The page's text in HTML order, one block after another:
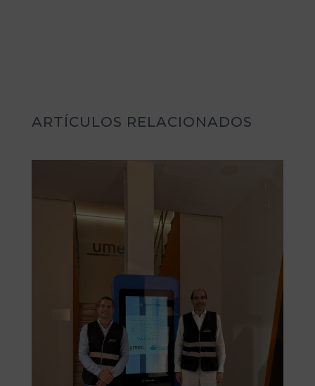
ARTÍCULOS RELACIONADOS